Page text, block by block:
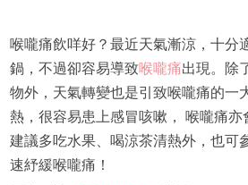
喉嚨痛飲咩好？最近天氣漸涼，十分
鍋，不過卻容易導致喉嚨痛出現。除
物外，天氣轉變也是引致喉嚨痛的一
熱，很容易患上感冒咳嗽， 喉嚨痛
建議多吃水果、喝涼茶清熱外，也可
速紓緩喉嚨痛！